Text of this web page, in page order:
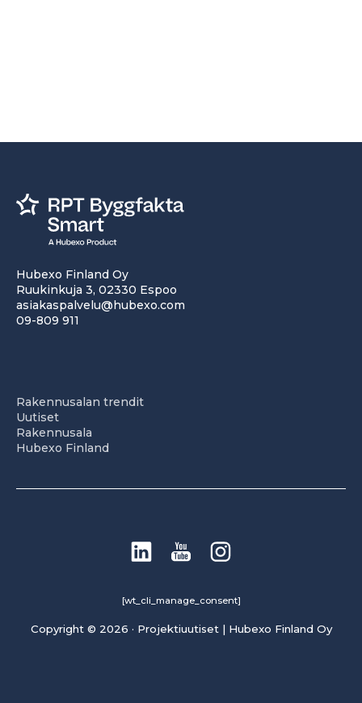
Hubexo Finland Oy
Ruukinkuja 3, 02330 Espoo
asiakaspalvelu@hubexo.com
09-809 911
Rakennusalan trendit
Uutiset
Rakennusala
Hubexo Finland
[wt_cli_manage_consent]
Copyright © 2026 · Projektiuutiset | Hubexo Finland Oy